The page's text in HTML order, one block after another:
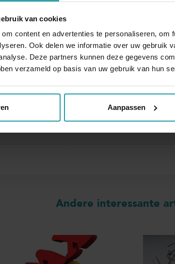
van cookies
content en advertenties te personaliseren, om
Ook delen we informatie over uw gebruik
Deze partners kunnen deze gegevens
verzameld op basis van uw gebruik van hun
Aanpassen
Blijf op de hoogte van het
Schrijf je hieronder in voor onze
* E-mail adres*
Andere interessante